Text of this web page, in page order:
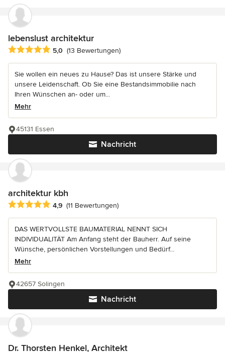
lebenslust architektur
Durchschnittliche Bewertung: 5 von 5 Sternen
5,0 (13 Bewertungen)
Sie wollen ein neues zu Hause? Das ist unsere Stärke und
unsere Leidenschaft. Ob Sie eine Bestandsimmobilie nach
Ihren Wünschen an- oder um...
Mehr
Nachricht
45131 Essen
architektur kbh
Durchschnittliche Bewertung: 4.9 von 5 Sternen
4,9 (11 Bewertungen)
DAS WERTVOLLSTE BAUMATERIAL NENNT SICH
INDIVIDUALITÄT Am Anfang steht der Bauherr. Auf seine
Wünsche, persönlichen Vorstellungen und Bedürf...
Mehr
Nachricht
42657 Solingen
Dr. Thorsten Henkel, Architekt